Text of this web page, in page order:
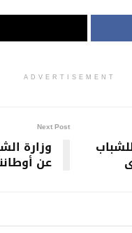
ADVERTISEMENT
عمل للشباب
Next Post
وزارة
عن أوطاننا”